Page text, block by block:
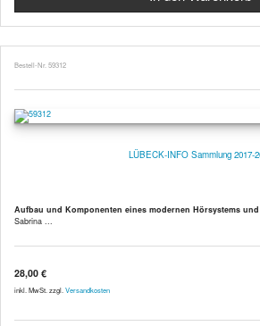
Bestell-Nr. 59312
LÜBECK-INFO Sammlung 2017-
Aufbau und Komponenten eines modernen Hörsystems
Sabrina ...
28,00 €
inkl. MwSt. zzgl. Versandkosten